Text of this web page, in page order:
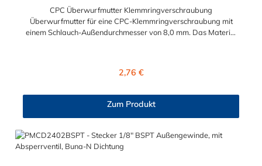
CPC Überwurfmutter Klemmringverschraubung
Überwurfmutter für eine CPC-Klemmringverschraubung mit
einem Schlauch-Außendurchmesser von 8,0 mm. Das Material
Regulärer Preis:
2,76 €
Zum Produkt